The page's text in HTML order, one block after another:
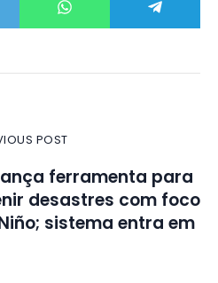
POST
lança ferramenta para
desastres com foco
sistema entra em